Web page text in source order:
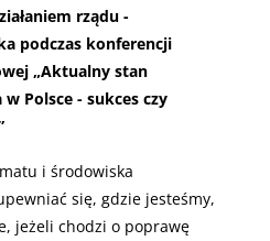
rządu -
podczas konferencji
„Aktualny stan
Polsce - sukces czy
i środowiska
się, gdzie jesteśmy,
jeżeli chodzi o poprawę